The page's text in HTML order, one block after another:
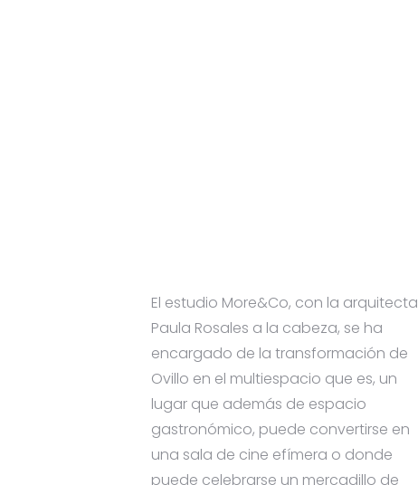
El estudio More&Co, con la arquitecta
Paula Rosales a la cabeza, se ha
encargado de la transformación de
Ovillo en el multiespacio que es, un
lugar que además de espacio
gastronómico, puede convertirse en
una sala de cine efímera o donde
puede celebrarse un mercadillo de